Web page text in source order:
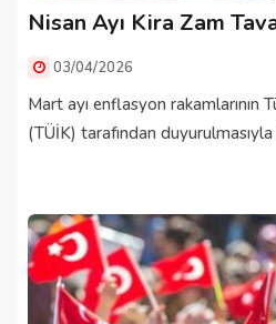
Nisan Ayı Kira Zam
03/04/2026
Mart ayı enflasyon rakamlarının
(TÜİK) tarafından